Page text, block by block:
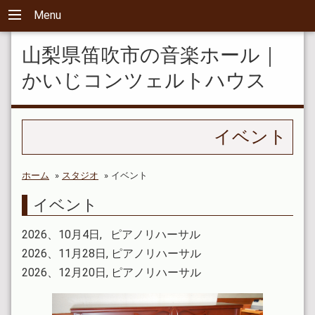
Menu
山梨県笛吹市の音楽ホール｜
かいじコンツェルトハウス
イベント
ホーム » スタジオ » イベント
イベント
2026、10月4日, ピアノリハーサル
2026、11月28日, ピアノリハーサル
2026、12月20日, ピアノリハーサル